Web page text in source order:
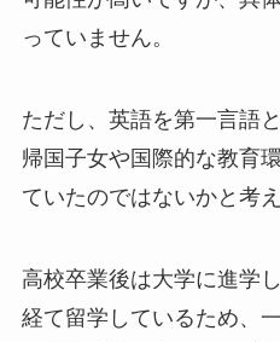
っていません。
ただし、英語を第一言語
帰国子女や国際的な教育
ていたのではないかと考
高校卒業後は大学に進学
経て留学しているため、